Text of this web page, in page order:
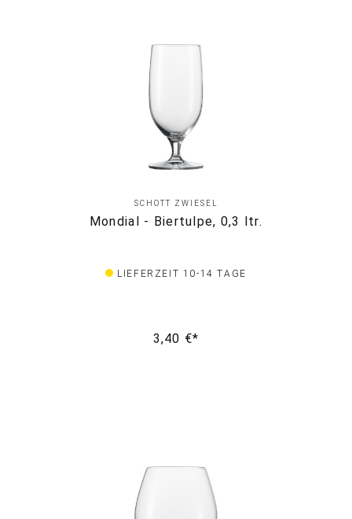
SCHOTT ZWIESEL
Mondial - Biertulpe, 0,3 ltr.
LIEFERZEIT 10-14 TAGE
3,40 €*